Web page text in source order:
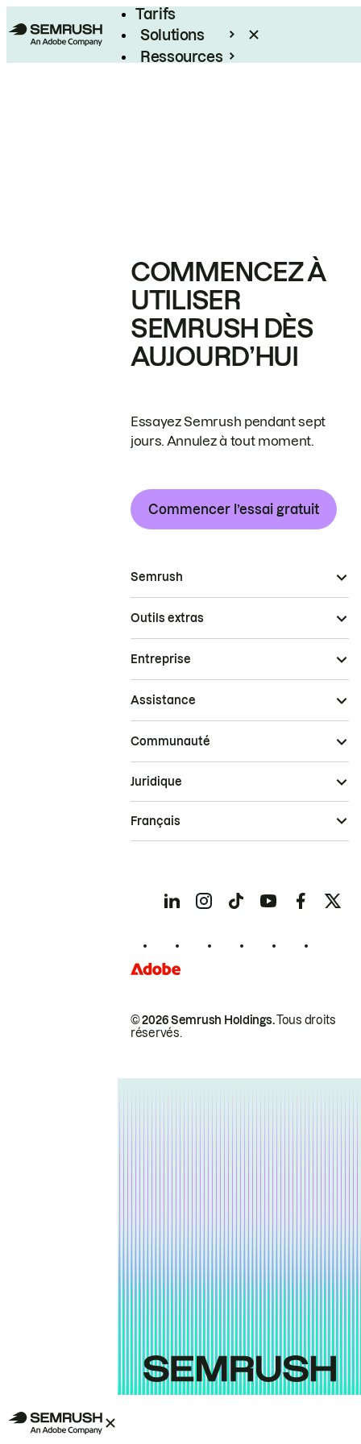
Tarifs
Solutions
Ressources
COMMENCEZ À
UTILISER
SEMRUSH DÈS
AUJOURD’HUI
Essayez Semrush pendant sept
jours. Annulez à tout moment.
Commencer l’essai gratuit
Semrush
Outils extras
Entreprise
Assistance
Communauté
© 2026 Semrush Holdings.Tous droits
réservés.
Juridique
Français